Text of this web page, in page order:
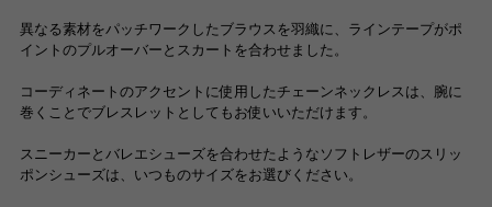
異なる素材をパッチワークしたブラウスを羽織に、ラインテープがポ
イントのプルオーバーとスカートを合わせました。
コーディネートのアクセントに使用したチェーンネックレスは、腕に
巻くことでブレスレットとしてもお使いいただけます。
スニーカーとバレエシューズを合わせたようなソフトレザーのスリッ
ポンシューズは、いつものサイズをお選びください。